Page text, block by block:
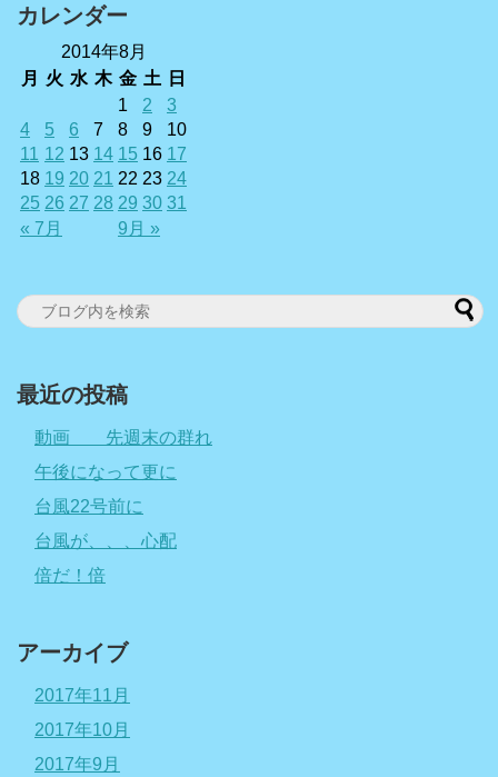
カレンダー
2014年8月
月
火 水 木 金 土 日
« 7月 9月 »
1 2
3
4
5 6 7 8 9
10
11 12 13 14 15 16 17
18 19 20 21 22 23 24
25 26 27 28 29 30 31
最近の投稿
動画 先週末の群れ
午後になって更に
台風22号前に
台風が、、、心配
倍だ！倍
アーカイブ
2017年11月
2017年10月
2017年9月